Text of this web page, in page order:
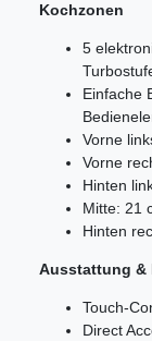
Kochzonen
5
Einfache
Vorne
Vorne
Hinten
Mitte: 21
Hinten
Ausstattung &
Touch-
Direct